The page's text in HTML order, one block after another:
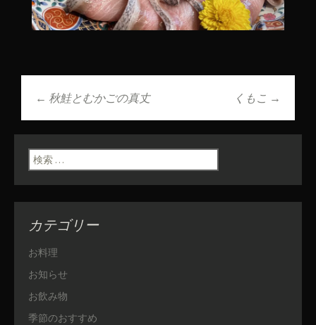
投稿ナビゲーショ
ン
← 秋鮭とむかごの真丈 くもこ →
検索:
カテゴリー
お料理
お知らせ
お飲み物
季節のおすすめ